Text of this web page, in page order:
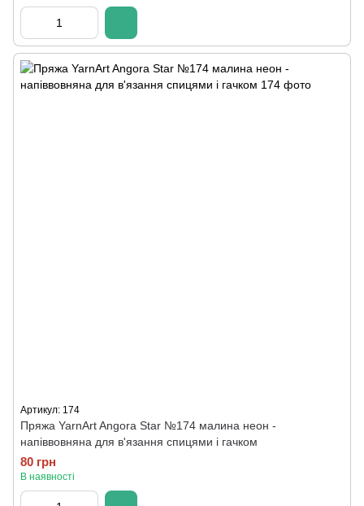
Артикул: 174
Пряжа YarnArt Angora Star №174 малина неон -
напіввовняна для в'язання спицями і гачком
80 грн
В наявності